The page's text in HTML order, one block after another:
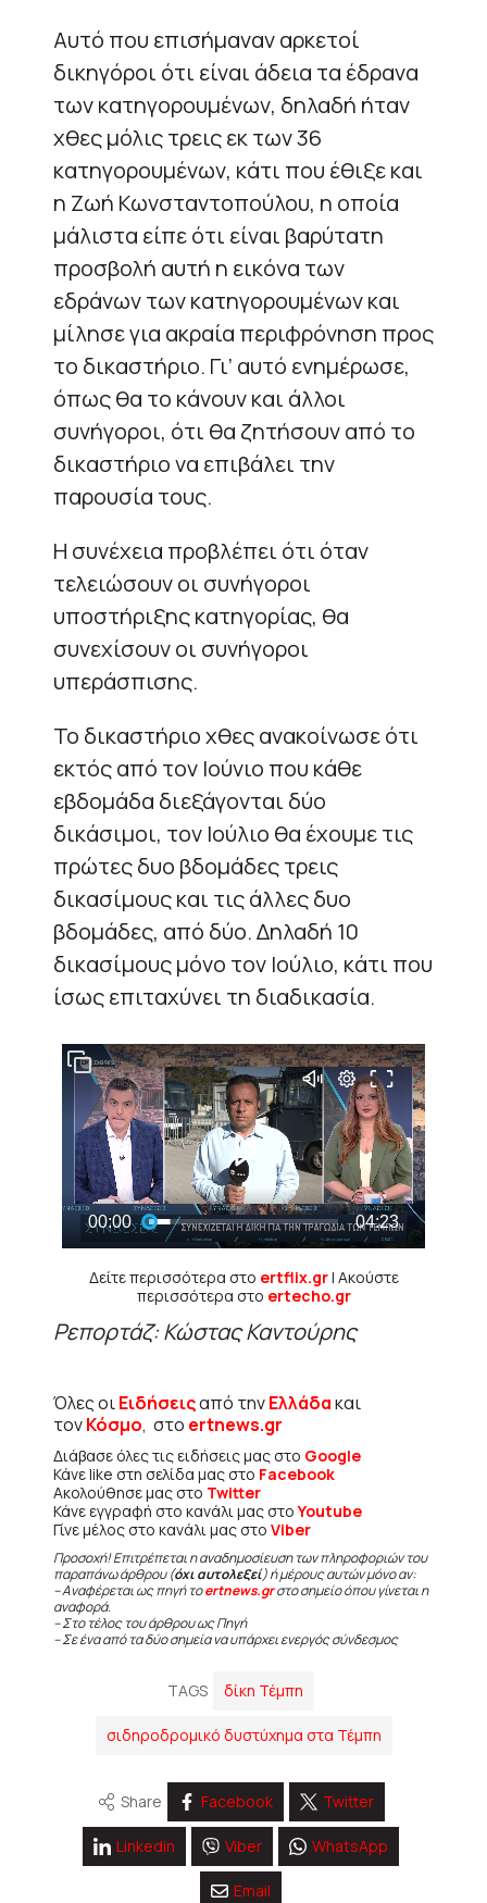
Αυτό που επισήμαναν αρκετοί
δικηγόροι ότι είναι άδεια τα έδρανα
των κατηγορουμένων, δηλαδή ήταν
χθες μόλις τρεις εκ των 36
κατηγορουμένων, κάτι που έθιξε και
η Ζωή Κωνσταντοπούλου, η οποία
μάλιστα είπε ότι είναι βαρύτατη
προσβολή αυτή η εικόνα των
εδράνων των κατηγορουμένων και
μίλησε για ακραία περιφρόνηση προς
το δικαστήριο. Γι’ αυτό ενημέρωσε,
όπως θα το κάνουν και άλλοι
συνήγοροι, ότι θα ζητήσουν από το
δικαστήριο να επιβάλει την
παρουσία τους.
Η συνέχεια προβλέπει ότι όταν
τελειώσουν οι συνήγοροι
υποστήριξης κατηγορίας, θα
συνεχίσουν οι συνήγοροι
υπεράσπισης.
Το δικαστήριο χθες ανακοίνωσε ότι
εκτός από τον Ιούνιο που κάθε
εβδομάδα διεξάγονται δύο
δικάσιμοι, τον Ιούλιο θα έχουμε τις
πρώτες δυο βδομάδες τρεις
δικασίμους και τις άλλες δυο
βδομάδες, από δύο. Δηλαδή 10
δικασίμους μόνο τον Ιούλιο, κάτι που
ίσως επιταχύνει τη διαδικασία.
Δείτε περισσότερα στο ertflix.gr| Ακούστε
περισσότερα στο ertecho.gr
Ρεπορτάζ: Κώστας Καντούρης
Όλες οιΕιδήσειςαπό τηνΕλλάδακαι
τονΚόσμο, στο ertnews.gr
Διάβασε όλες τις ειδήσεις μας στο Google
Κάνε like στη σελίδα μας στο Facebook
Ακολούθησε μας στο Twitter
Κάνε εγγραφή στο κανάλι μας στοYoutube
Γίνε μέλος στο κανάλι μας στο Viber
Προσοχή! Επιτρέπεται η αναδημοσίευση των πληροφοριών του
παραπάνω άρθρου (όχι αυτολεξεί) ή μέρους αυτών μόνο αν:
– Αναφέρεται ως πηγή τοertnews.grστο σημείο όπου γίνεται η
αναφορά.
– Στο τέλος του άρθρου ως Πηγή
– Σε ένα από τα δύο σημεία να υπάρχει ενεργός σύνδεσμος
TAGS δίκη Τέμπη
σιδηροδρομικό δυστύχημα στα Τέμπη
Share Facebook Twitter
Linkedin Viber WhatsApp
Email